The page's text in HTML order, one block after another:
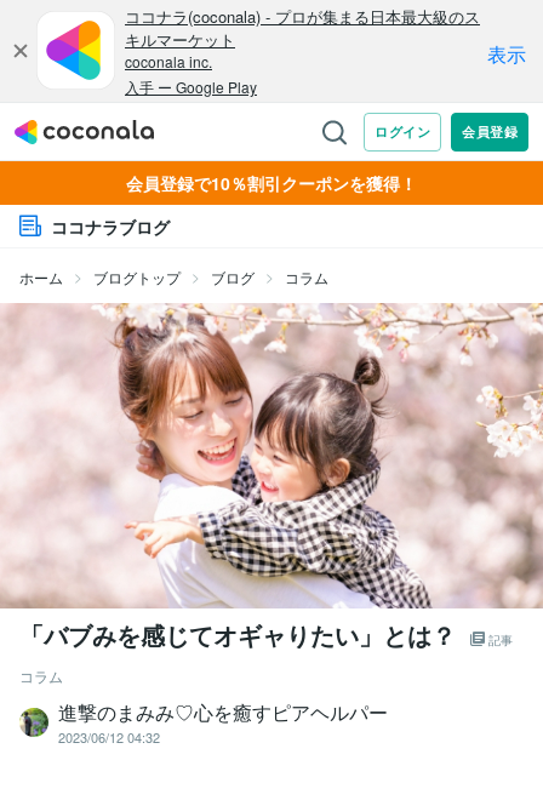
会員登録で10％割引クーポンを獲得！
ココナラブログ
ホーム ブログトップ ブログ コラム
「バブみを感じてオギャりたい」とは？ 記事
コラム
進撃のまみみ♡心を癒すピアヘルパー
2023/06/12 04:32